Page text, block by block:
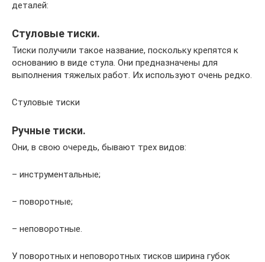
деталей:
Стуловые тиски.
Тиски получили такое название, поскольку крепятся к
основанию в виде стула. Они предназначены для
выполнения тяжелых работ. Их используют очень редко.
Стуловые тиски
Ручные тиски.
Они, в свою очередь, бывают трех видов:
– инструментальные;
– поворотные;
– неповоротные.
У поворотных и неповоротных тисков ширина губок